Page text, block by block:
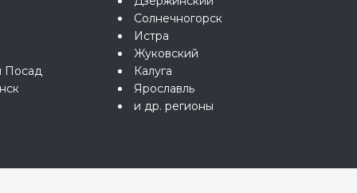
Посад
Солнечногорск
Истра
Жуковский
Калуга
Ярославль
и др. регионы